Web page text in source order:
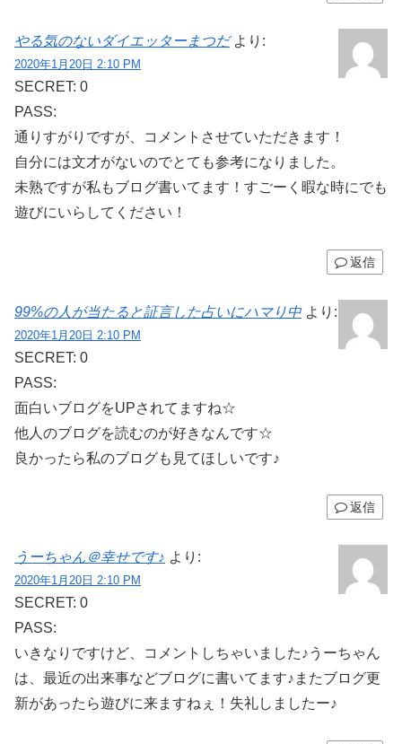
やる気のないダイエッターまつだ より:
2020年1月20日 2:10 PM
SECRET: 0
PASS:
通りすがりですが、コメントさせていただきます！
自分には文才がないのでとても参考になりました。
未熟ですが私もブログ書いてます！すごーく暇な時にでも
遊びにいらしてください！
返信
99%の人が当たると証言した占いにハマり中 より:
2020年1月20日 2:10 PM
SECRET: 0
PASS:
面白いブログをUPされてますね☆
他人のブログを読むのが好きなんです☆
良かったら私のブログも見てほしいです♪
返信
うーちゃん＠幸せです♪ より:
2020年1月20日 2:10 PM
SECRET: 0
PASS:
いきなりですけど、コメントしちゃいました♪うーちゃん
は、最近の出来事などブログに書いてます♪またブログ更
新があったら遊びに来ますねぇ！失礼しましたー♪